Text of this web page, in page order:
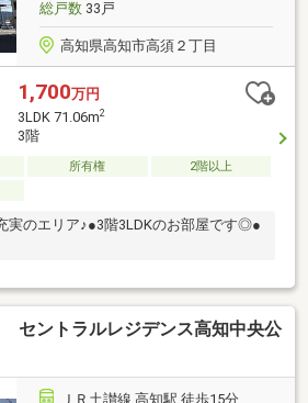
総戸数33戸
高知県高知市高須２丁目
1,700万円
3LDK 71.06m2
3階
所有権
2階以上
実のエリア♪●3階3LDKのお部屋です◎●
セントラルレジデンス高知中央公
ＪＲ土讃線 高知駅 徒歩15分